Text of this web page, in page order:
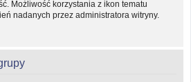
Możliwość korzystania z ikon tematu
nadanych przez administratora witryny.